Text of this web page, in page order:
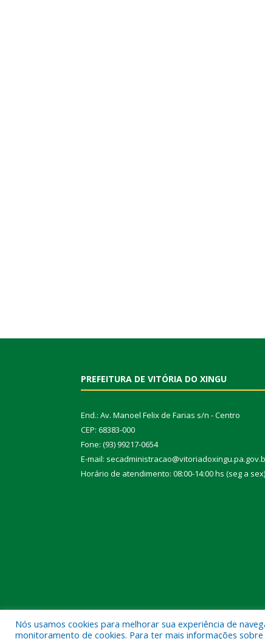
PREFEITURA DE VITÓRIA DO XINGU
End.: Av. Manoel Felix de Farias s/n - Centro
CEP: 68383-000
Fone: (93) 99217-0654
E-mail:
Horário de atendimento: 08:00-14:00 hs (seg a sex)
Todos os direitos reservados a Prefeitura
Nós usamos cookies para melhorar sua experiência de
monitoramento de cookies. Para ter mais informações